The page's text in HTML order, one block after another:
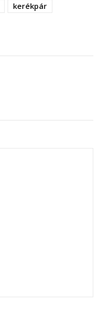
kerékpár